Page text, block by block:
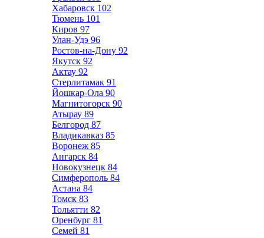
Хабаровск 102
Тюмень 101
Киров 97
Улан-Удэ 96
Ростов-на-Дону 92
Якутск 92
Актау 92
Стерлитамак 91
Йошкар-Ола 90
Магнитогорск 90
Атырау 89
Белгород 87
Владикавказ 85
Воронеж 85
Ангарск 84
Новокузнецк 84
Симферополь 84
Астана 84
Томск 83
Тольятти 82
Оренбург 81
Семей 81